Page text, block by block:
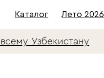
Каталог Лето 2026
Узбекистану